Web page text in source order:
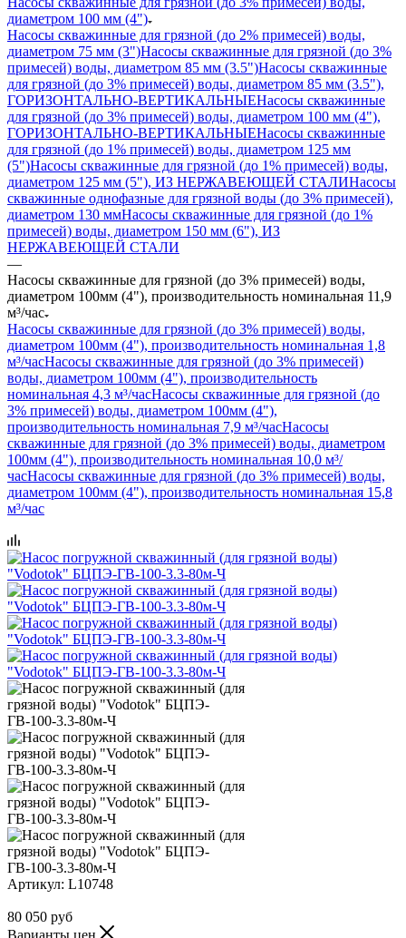
диаметром 100 мм (4")
Насосы скважинные для грязной (до 2% примесей) воды,
диаметром 75 мм (3")Насосы скважинные для грязной (до 3%
примесей) воды, диаметром 85 мм (3.5")Насосы скважинные
для грязной (до 3% примесей) воды, диаметром 85 мм (3.5"),
ГОРИЗОНТАЛЬНО-ВЕРТИКАЛЬНЫЕНасосы скважинные
для грязной (до 3% примесей) воды, диаметром 100 мм (4"),
ГОРИЗОНТАЛЬНО-ВЕРТИКАЛЬНЫЕНасосы скважинные
для грязной (до 1% примесей) воды, диаметром 125 мм
(5")Насосы скважинные для грязной (до 1% примесей) воды,
диаметром 125 мм (5"), ИЗ НЕРЖАВЕЮЩЕЙ СТАЛИНасосы
скважинные однофазные для грязной воды (до 3% примесей),
диаметром 130 ммНасосы скважинные для грязной (до 1%
примесей) воды, диаметром 150 мм (6"), ИЗ
НЕРЖАВЕЮЩЕЙ СТАЛИ
—
Насосы скважинные для грязной (до 3% примесей) воды,
диаметром 100мм (4"), производительность номинальная 11,9
м³/час
Насосы скважинные для грязной (до 3% примесей) воды,
диаметром 100мм (4"), производительность номинальная 1,8
м³/часНасосы скважинные для грязной (до 3% примесей)
воды, диаметром 100мм (4"), производительность
номинальная 4,3 м³/часНасосы скважинные для грязной (до
3% примесей) воды, диаметром 100мм (4"),
производительность номинальная 7,9 м³/часНасосы
скважинные для грязной (до 3% примесей) воды, диаметром
100мм (4"), производительность номинальная 10,0 м³/
часНасосы скважинные для грязной (до 3% примесей) воды,
диаметром 100мм (4"), производительность номинальная 15,8
м³/час
Артикул: L10748
80 050 руб
Варианты цен